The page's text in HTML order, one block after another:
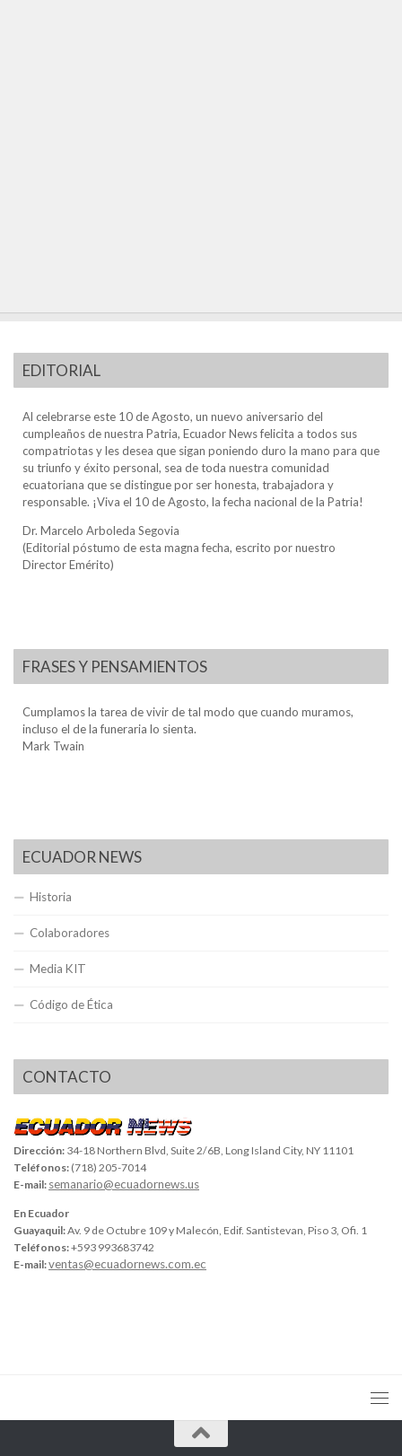
EDITORIAL
Al celebrarse este 10 de Agosto, un nuevo aniversario del
cumpleaños de nuestra Patria, Ecuador News felicita a todos sus
compatriotas y les desea que sigan poniendo duro la mano para que
su triunfo y éxito personal, sea de toda nuestra comunidad
ecuatoriana que se distingue por ser honesta, trabajadora y
responsable. ¡Viva el 10 de Agosto, la fecha nacional de la Patria!
Dr. Marcelo Arboleda Segovia
(Editorial póstumo de esta magna fecha, escrito por nuestro
Director Emérito)
FRASES Y PENSAMIENTOS
Cumplamos la tarea de vivir de tal modo que cuando muramos,
incluso el de la funeraria lo sienta.
Mark Twain
ECUADOR NEWS
Historia
Colaboradores
Media KIT
Código de Ética
CONTACTO
Dirección: 34-18 Northern Blvd, Suite 2/6B, Long Island City, NY 11101
Teléfonos: (718) 205-7014
E-mail: semanario@ecuadornews.us
En Ecuador
Guayaquil:Av. 9 de Octubre 109 y Malecón, Edif. Santistevan, Piso 3, Ofi. 1
Teléfonos:+593 993683742
E-mail:ventas@ecuadornews.com.ec